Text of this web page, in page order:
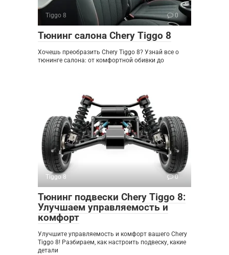
Tiggo 8 0
Тюнинг салона Chery Tiggo 8
Хочешь преобразить Chery Tiggo 8? Узнай все о
тюнинге салона: от комфортной обивки до
Tiggo 8 0
Тюнинг подвески Chery Tiggo 8:
Улучшаем управляемость и
комфорт
Улучшите управляемость и комфорт вашего Chery
Tiggo 8! Разбираем, как настроить подвеску, какие
детали